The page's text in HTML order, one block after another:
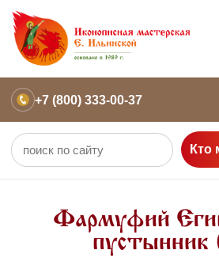
+7 (800) 333-00-37
Кто
Фармуфий